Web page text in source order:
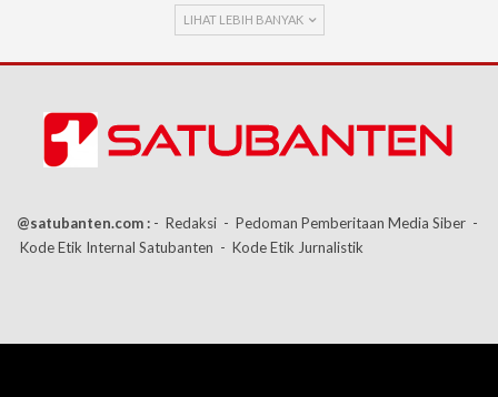
LIHAT LEBIH BANYAK
@satubanten.com : - Redaksi - Pedoman Pemberitaan Media Siber -
Kode Etik Internal Satubanten - Kode Etik Jurnalistik